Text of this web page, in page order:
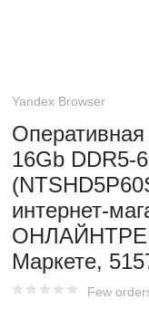
Yandex Browser
16Gb DDR5-
интернет-
Маркете,
Few